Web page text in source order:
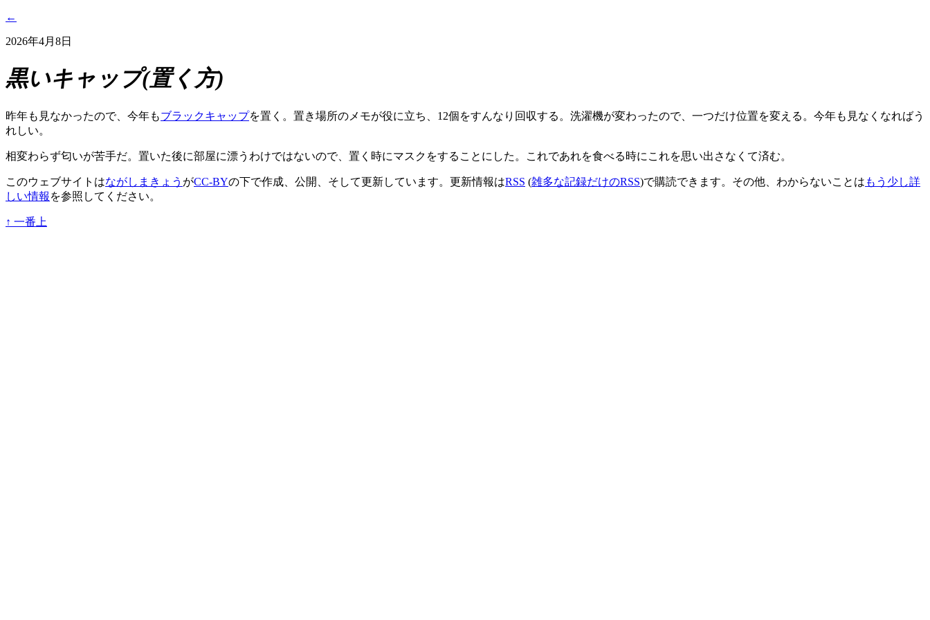
←
2026年4月8日
黒いキャップ(置く方)
昨年も見なかったので、今年もブラックキャップを置く。置き場所のメモが役に立ち、12個をすんなり回収する。洗濯機が変わったので、一つだけ位置を変える。今年も見なくなればう
れしい。
相変わらず匂いが苦手だ。置いた後に部屋に漂うわけではないので、置く時にマスクをすることにした。これであれを食べる時にこれを思い出さなくて済む。
このウェブサイトはながしまきょう がCC-BYの下で作成、公開、そして更新しています。更新情報はRSS (雑多な記録だけのRSS)で購読できます。その他、わからないことは もう少し詳
しい情報 を参照してください。
↑ 一番上